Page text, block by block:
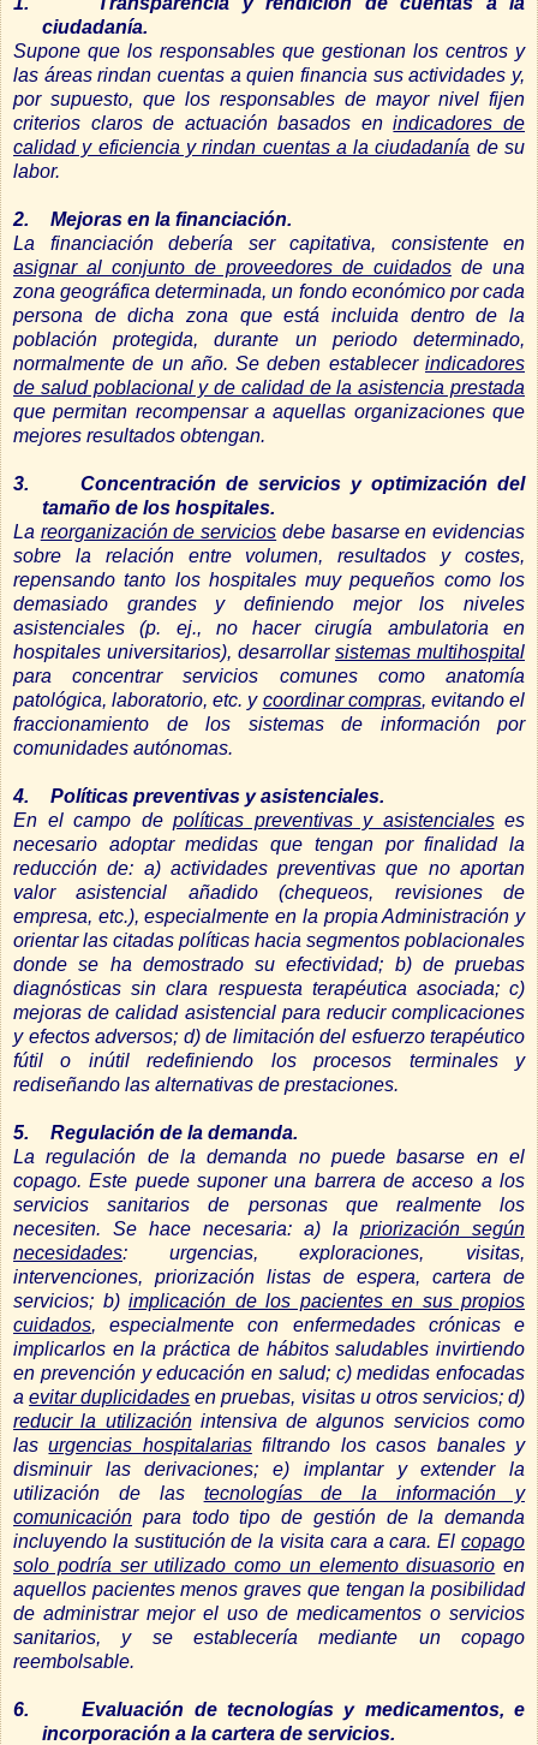
ciudadanía.
Supone que los responsables que gestionan los centros y
las áreas rindan cuentas a quien financia sus actividades y,
por supuesto, que los responsables de mayor nivel fijen
criterios claros de actuación basados enindicadores de
calidad y eficiencia y rindan cuentas a la ciudadanía de su
labor.
2.
Mejoras en la financiación.
La financiación debería ser capitativa, consistente en
asignar al conjunto de proveedores de cuidados de una
zona geográfica determinada, un fondo económico por cada
persona de dicha zona que está incluida dentro de la
población protegida, durante un periodo determinado,
normalmente de un año. Se deben establecer indicadores
de salud poblacional y de calidad de la asistencia prestada
que permitan recompensar a aquellas organizaciones que
mejores resultados obtengan.
3.
Concentración de servicios y optimización del
tamaño de los hospitales.
La reorganización de servicios debe basarse en evidencias
sobre la relación entre volumen, resultados y costes,
repensando tanto los hospitales muy pequeños como los
demasiado grandes y definiendo mejor los niveles
asistenciales (p. ej., no hacer cirugía ambulatoria en
hospitales universitarios), desarrollar sistemas multihospital
para concentrar servicios comunes como anatomía
patológica, laboratorio, etc. y coordinar compras, evitando el
fraccionamiento de los sistemas de información por
comunidades autónomas.
4.
Políticas preventivas y asistenciales.
En el campo de políticas preventivas y asistencialeses
necesario adoptar medidas que tengan por finalidad la
reducción de: a) actividades preventivas que no aportan
valor asistencial añadido (chequeos, revisiones de
empresa, etc.), especialmente en la propia Administración y
orientar las citadas políticas hacia segmentos poblacionales
donde se ha demostrado su efectividad; b) de pruebas
diagnósticas sin clara respuesta terapéutica asociada; c)
mejoras de calidad asistencial para reducir complicaciones
y efectos adversos; d) de limitación del esfuerzo terapéutico
fútil o inútil redefiniendo los procesos terminales y
rediseñando las alternativas de prestaciones.
5.
Regulación de la demanda.
La regulación de la demanda no puede basarse en el
copago. Este puede suponer una barrera de acceso a los
servicios sanitarios de personas que realmente los
necesiten. Se hace necesaria: a) la priorización según
necesidades: urgencias, exploraciones, visitas,
intervenciones, priorización listas de espera, cartera de
servicios; b) implicación de los pacientes en sus propios
cuidados, especialmente con enfermedades crónicas e
implicarlos en la práctica de hábitos saludables invirtiendo
en prevención y educación en salud; c) medidas enfocadas
aevitar duplicidades en pruebas, visitas u otros servicios; d)
reducir la utilizaciónintensiva de algunos servicios como
lasurgencias hospitalariasfiltrando los casos banales y
disminuir las derivaciones; e) implantar y extender la
utilización de las tecnologías de la información y
comunicación para todo tipo de gestión de la demanda
incluyendo la sustitución de la visita cara a cara. El copago
solo podría ser utilizado como un elemento disuasorio en
aquellos pacientes menos graves que tengan la posibilidad
de administrar mejor el uso de medicamentos o servicios
sanitarios, y se establecería mediante un copago
reembolsable.
6.
Evaluación de tecnologías y medicamentos, e
incorporación a la cartera de servicios.